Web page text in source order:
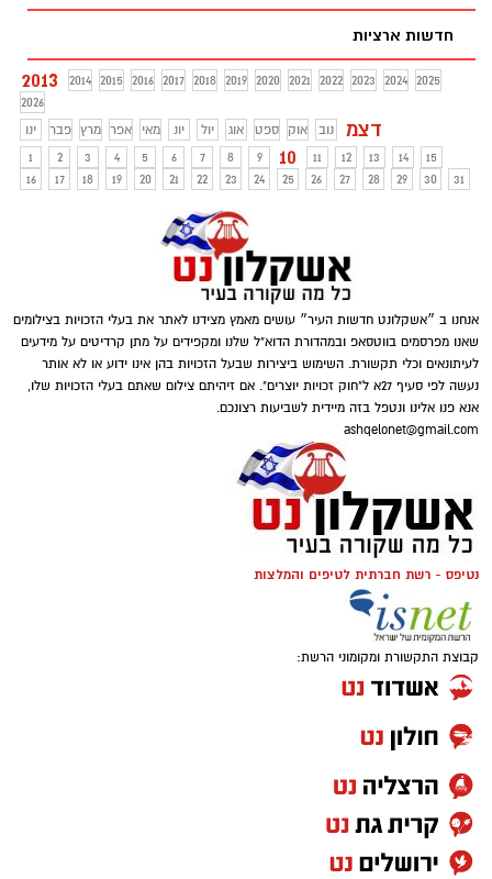
חדשות ארציות
2013 2014 2015 2016 2017 2018 2019 2020 2021 2022 2023 2024 2025
2026
ינו
פבר מרץ אפר מאי יונ יול אוג ספט אוק נוב דצמ
1 2 3 4 5 6 7 8 9 10 11 12 13 14
15
16
17 18 19 20 21 22 23 24 25 26 27 28 29 30 31
אנחנו ב ״אשקלונט חדשות העיר״ עושים מאמץ מצידנו לאתר את בעלי הזכויות בצילומים
שאנו מפרסמים בווטסאפ ובמהדורת הדוא"ל שלנו ומקפידים על מתן קרדיטים על מידעים
לעיתונאים וכלי תקשורת. השימוש ביצירות שבעל הזכויות בהן אינו ידוע או לא אותר
נעשה לפי סעיף 27א ל"חוק זכויות יוצרים". אם זיהיתם צילום שאתם בעלי הזכויות שלו,
אנא פנו אלינו ונטפל בזה מיידית לשביעות רצונכם.
ashqelonet@gmail.com
נטיפס - רשת חברתית לטיפים והמלצות
קבוצת התקשורת ומקומוני הרשת: